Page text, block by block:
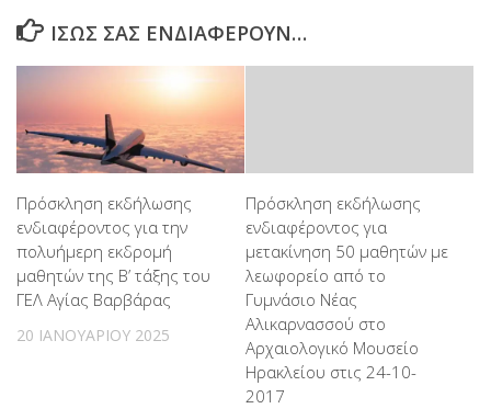
ΊΣΩΣ ΣΑΣ ΕΝΔΙΑΦΈΡΟΥΝ…
Πρόσκληση εκδήλωσης
ενδιαφέροντος για την
πολυήμερη εκδρομή
μαθητών της Β’ τάξης του
ΓΕΛ Αγίας Βαρβάρας
20 ΙΑΝΟΥΑΡΊΟΥ 2025
Πρόσκληση εκδήλωσης
ενδιαφέροντος για
μετακίνηση 50 μαθητών με
λεωφορείο από το
Γυμνάσιο Νέας
Αλικαρνασσού στο
Αρχαιολογικό Μουσείο
Ηρακλείου στις 24-10-
2017